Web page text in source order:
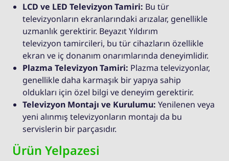
LCD ve LED Televizyon Tamiri: Bu tür
televizyonların ekranlarındaki arızalar, genellikle
uzmanlık gerektirir. Beyazıt Yıldırım
televizyon tamircileri, bu tür cihazların özellikle
ekran ve iç donanım onarımlarında deneyimlidir.
Plazma Televizyon Tamiri: Plazma televizyonlar,
genellikle daha karmaşık bir yapıya sahip
oldukları için özel bilgi ve deneyim gerektirir.
Televizyon Montajı ve Kurulumu: Yenilenen veya
yeni alınmış televizyonların montajı da bu
servislerin bir parçasıdır.
Ürün Yelpazesi